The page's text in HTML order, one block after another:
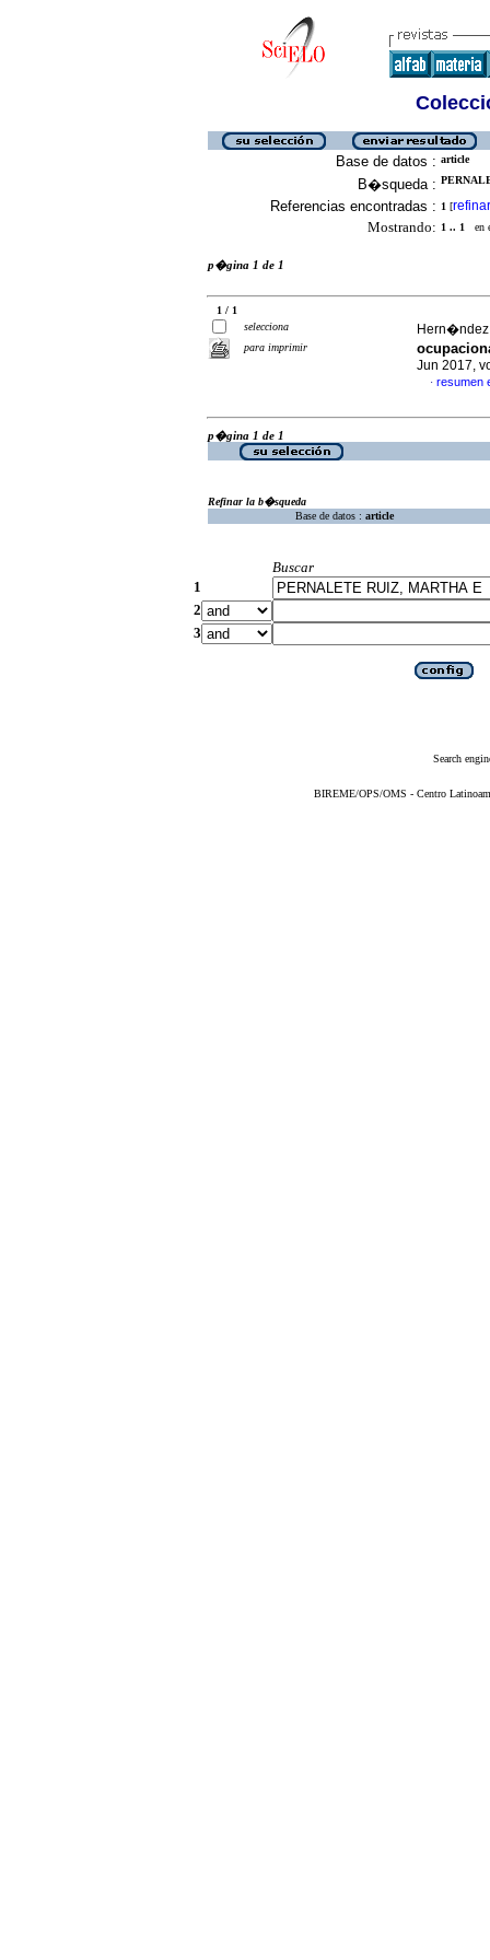
Base de datos : article
B�squeda :
Referencias encontradas : 1 [refinar
Mostrando: 1 .. 1 en
p�gina 1 de 1
1 / 1
selecciona
para imprimir
Hern�ndez
Jun 2017,
· resumen
p�gina 1 de 1
Refinar la b�squeda
Base de datos : article
Buscar
1
2
3
Search
BIREME/OPS/OMS - Centro